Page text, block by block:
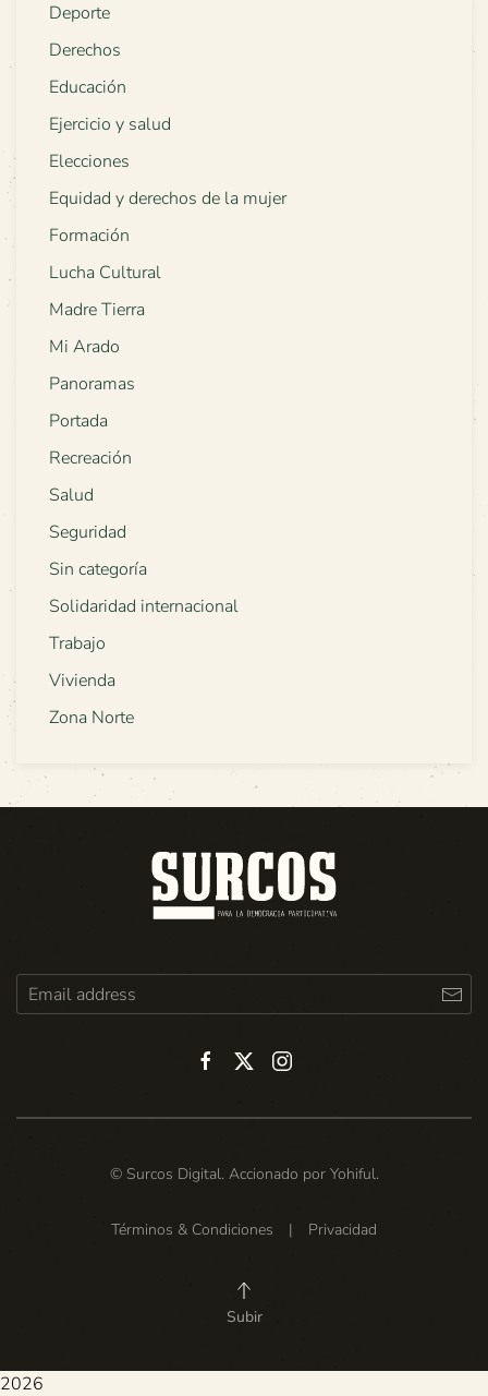
Deporte
Derechos
Educación
Ejercicio y salud
Elecciones
Equidad y derechos de la mujer
Formación
Lucha Cultural
Madre Tierra
Mi Arado
Panoramas
Portada
Recreación
Salud
Seguridad
Sin categoría
Solidaridad internacional
Trabajo
Vivienda
Zona Norte
© Surcos Digital. Accionado por Yohiful.
Términos & Condiciones | Privacidad
Subir
2026